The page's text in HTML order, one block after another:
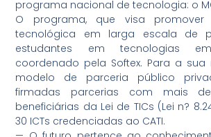
programa nacional de tecnologia: o
O programa, que visa
tecnológica em larga escala de
estudantes em tecnologias
coordenado pela Softex. Para a
modelo de parceria público
firmadas parcerias com mais
beneficiárias da Lei de TICs (Lei n?
30 ICTs credenciadas ao CATI.